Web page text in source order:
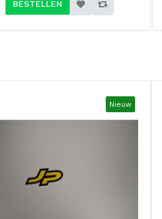
BESTELLEN
Nieuw